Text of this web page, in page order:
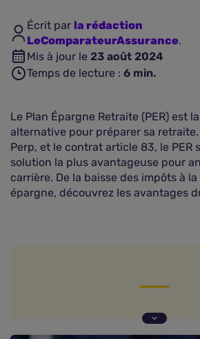
Écrit par la rédaction
LeComparateurAssurance.
Mis à jour le 23 août 2024
Temps de lecture : 6 min.
Le Plan Épargne Retraite (PER) est
alternative pour préparer sa retraite.
Perp, et le contrat article 83, le PER
solution la plus avantageuse pour
carrière. De la baisse des impôts à
épargne, découvrez les avantages